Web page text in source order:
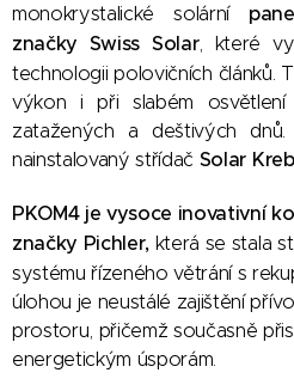
monokrystalické solární
značky Swiss Solar, které
technologii polovičních článků.
výkon i při slabém
zatažených a deštivých
nainstalovaný střídač Solar
PKOM4 je vysoce inovativní
značky Pichler, která se stala
systému řízeného větrání s
úlohou je neustálé zajištění
prostoru, přičemž současně
energetickým úsporám.